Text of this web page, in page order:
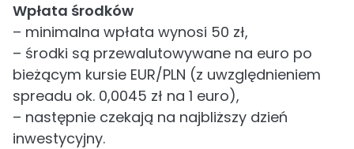
Wpłata środków
– minimalna wpłata wynosi 50 zł,
– środki są przewalutowywane na euro po
bieżącym kursie EUR/PLN (z uwzględnieniem
spreadu ok. 0,0045 zł na 1 euro),
– następnie czekają na najbliższy dzień
inwestycyjny.